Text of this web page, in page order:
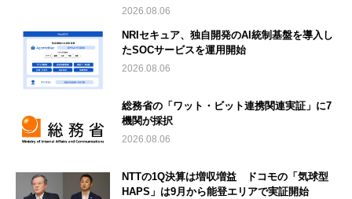
2026.08.06
NRIセキュア、独自開発のAI統制基盤を導入し
たSOCサービスを運用開始
2026.08.06
総務省の「ワット・ビット連携関連実証」に7
機関が採択
2026.08.06
NTTの1Q決算は増収増益 ドコモの「気球型
HAPS」は9月から能登エリアで実証開始